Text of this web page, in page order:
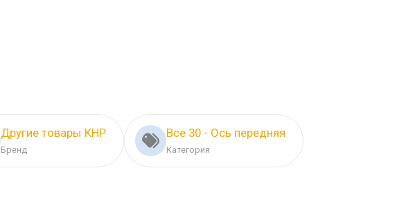
Другие товары КНР
Бренд
Все 30 - Ось передняя
Категория